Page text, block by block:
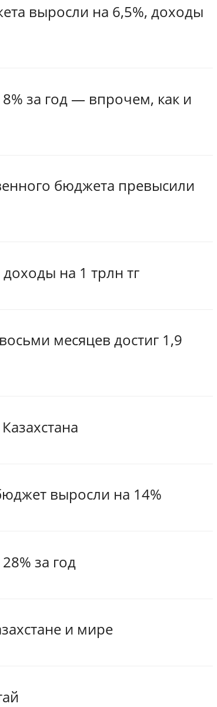
выросли на 6,5%, доходы
за год — впрочем, как и
бюджета превысили
на 1 трлн тг
месяцев достиг 1,9
выросли на 14%
за год
и мире